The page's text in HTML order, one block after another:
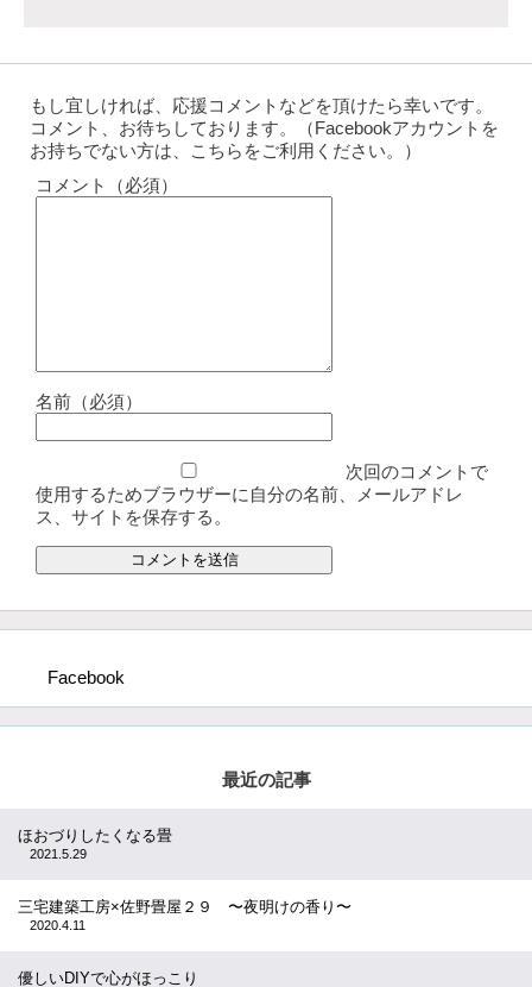
もし宜しければ、応援コメントなどを頂けたら幸いです。
コメント、お待ちしております。（Facebookアカウントを
お持ちでない方は、こちらをご利用ください。）
コメント（必須）
名前（必須）
次回のコメントで
使用するためブラウザーに自分の名前、メールアドレ
ス、サイトを保存する。
Facebook
最近の記事
ほおづりしたくなる畳
2021.5.29
三宅建築工房×佐野畳屋２９ 〜夜明けの香り〜
2020.4.11
優しいDIYで心がほっこり